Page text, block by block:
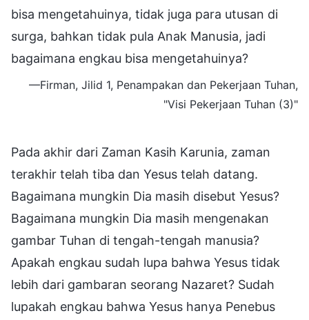
bisa mengetahuinya, tidak juga para utusan di
surga, bahkan tidak pula Anak Manusia, jadi
bagaimana engkau bisa mengetahuinya?
—Firman, Jilid 1, Penampakan dan Pekerjaan Tuhan,
"Visi Pekerjaan Tuhan (3)"
Pada akhir dari Zaman Kasih Karunia, zaman
terakhir telah tiba dan Yesus telah datang.
Bagaimana mungkin Dia masih disebut Yesus?
Bagaimana mungkin Dia masih mengenakan
gambar Tuhan di tengah-tengah manusia?
Apakah engkau sudah lupa bahwa Yesus tidak
lebih dari gambaran seorang Nazaret? Sudah
lupakah engkau bahwa Yesus hanya Penebus